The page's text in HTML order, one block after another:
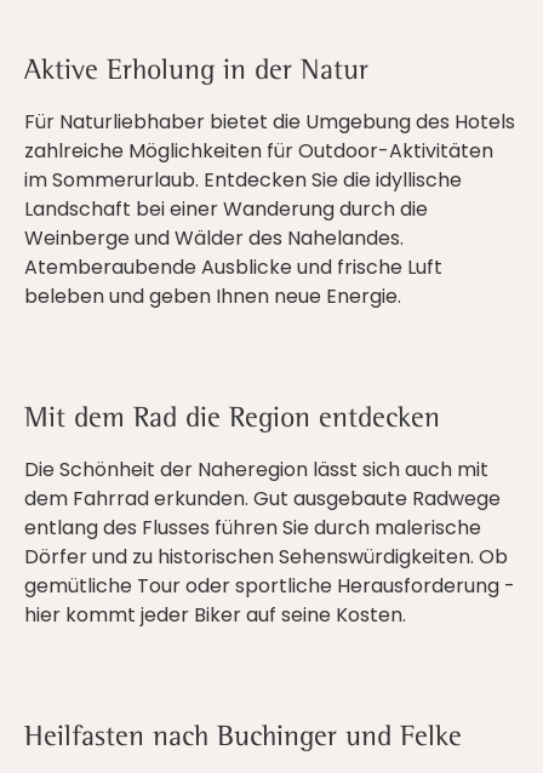
Aktive Erholung in der Natur
Für Naturliebhaber bietet die Umgebung des Hotels
zahlreiche Möglichkeiten für Outdoor-Aktivitäten
im Sommerurlaub. Entdecken Sie die idyllische
Landschaft bei einer Wanderung durch die
Weinberge und Wälder des Nahelandes.
Atemberaubende Ausblicke und frische Luft
beleben und geben Ihnen neue Energie.
Mit dem Rad die Region entdecken
Die Schönheit der Naheregion lässt sich auch mit
dem Fahrrad erkunden. Gut ausgebaute Radwege
entlang des Flusses führen Sie durch malerische
Dörfer und zu historischen Sehenswürdigkeiten. Ob
gemütliche Tour oder sportliche Herausforderung -
hier kommt jeder Biker auf seine Kosten.
Heilfasten nach Buchinger und Felke